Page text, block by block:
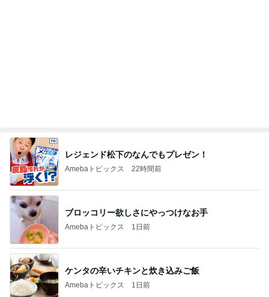
レジェンド松下のなんでもプレゼン！
Amebaトピックス 22時間前
ブロッコリー欲しさにやっつけなお手
Amebaトピックス 1日前
ケンタの辛いチキンと炊き込みご飯
Amebaトピックス 1日前